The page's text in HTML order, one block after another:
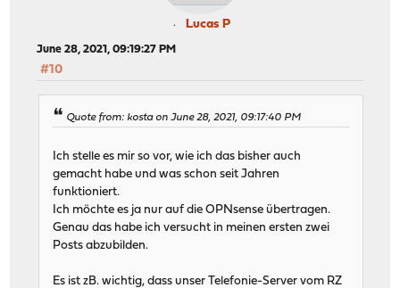
Lucas P
June 28, 2021, 09:19:27 PM
#10
Quote from: kosta on June 28, 2021, 09:17:40 PM
Ich stelle es mir so vor, wie ich das bisher auch
gemacht habe und was schon seit Jahren
funktioniert.
Ich möchte es ja nur auf die OPNsense übertragen.
Genau das habe ich versucht in meinen ersten zwei
Posts abzubilden.
Es ist zB. wichtig, dass unser Telefonie-Server vom RZ